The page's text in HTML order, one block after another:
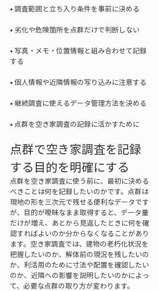
•
•
• 写真・メモ・位置情報と組み合わせて記録
•
•
• 点群を空き家調査の記録に活かすために
点群で空き家調査を記録
する目的を明確にする
点群を空き家調査に使う前に、最初に決める
べきことは何を記録したいのかです。点群は
現地の形を三次元で残せる便利なデータです
が、目的が曖昧なまま取得すると、データ量
だけが増え、あとから見返したときに何を確
認すればよいのか分からなくなることがあり
ます。空き家調査では、建物の老朽化状況を
把握したいのか、解体前の現況を残したいの
か、利活用のために寸法や配置を確認したい
のか、近隣への影響を説明したいのかによっ
て、必要な点群の取り方が変わります。